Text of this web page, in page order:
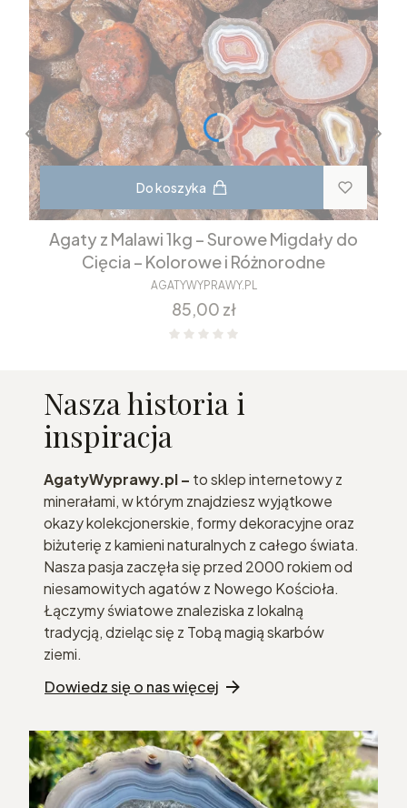
Do koszyka
Agaty z Malawi 1kg – Surowe Migdały do
Cięcia – Kolorowe i Różnorodne
AGATYWYPRAWY.PL
Cena
85,00 zł
Nasza historia i
inspiracja
AgatyWyprawy.pl – to sklep internetowy z
minerałami, w którym znajdziesz wyjątkowe
okazy kolekcjonerskie, formy dekoracyjne oraz
biżuterię z kamieni naturalnych z całego świata.
Nasza pasja zaczęła się przed 2000 rokiem od
niesamowitych agatów z Nowego Kościoła.
Łączymy światowe znaleziska z lokalną
tradycją, dzieląc się z Tobą magią skarbów
ziemi.
Dowiedz się o nas więcej